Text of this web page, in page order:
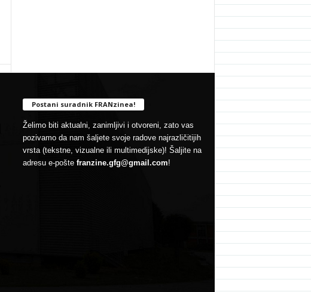
Postani suradnik FRANzinea!
Želimo biti aktualni, zanimljivi i otvoreni, zato vas
pozivamo da nam šaljete svoje radove najrazličitijih
vrsta (tekstne, vizualne ili multimedijske)! Šaljite na
adresu e-pošte franzine.gfg@gmail.com!